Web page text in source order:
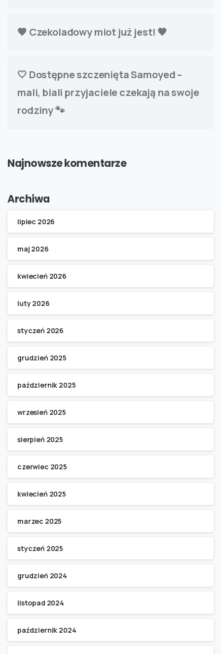
🤎 Czekoladowy miot już jest! 🤎
🤍 Dostępne szczenięta Samoyed –
mali, biali przyjaciele czekają na swoje
rodziny 🐾
Najnowsze komentarze
Archiwa
lipiec 2026
maj 2026
kwiecień 2026
luty 2026
styczeń 2026
grudzień 2025
październik 2025
wrzesień 2025
sierpień 2025
czerwiec 2025
kwiecień 2025
marzec 2025
styczeń 2025
grudzień 2024
listopad 2024
październik 2024